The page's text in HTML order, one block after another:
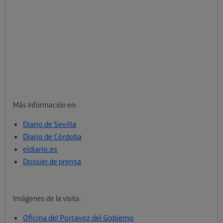
Más información en:
Diario de Sevilla
Diario de Córdoba
eldiario.es
Dossier de prensa
Imágenes de la visita:
Oficina del Portavoz del Gobierno